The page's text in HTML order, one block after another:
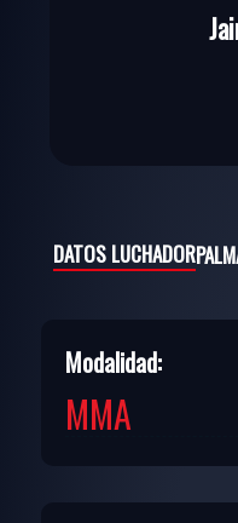
DATOS LUCHADOR
Modalidad:
MMA